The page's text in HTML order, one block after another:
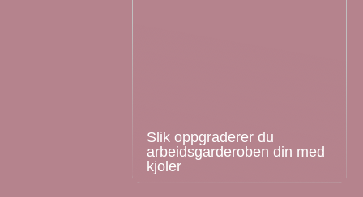
Slik oppgraderer du
arbeidsgarderoben din med
kjoler